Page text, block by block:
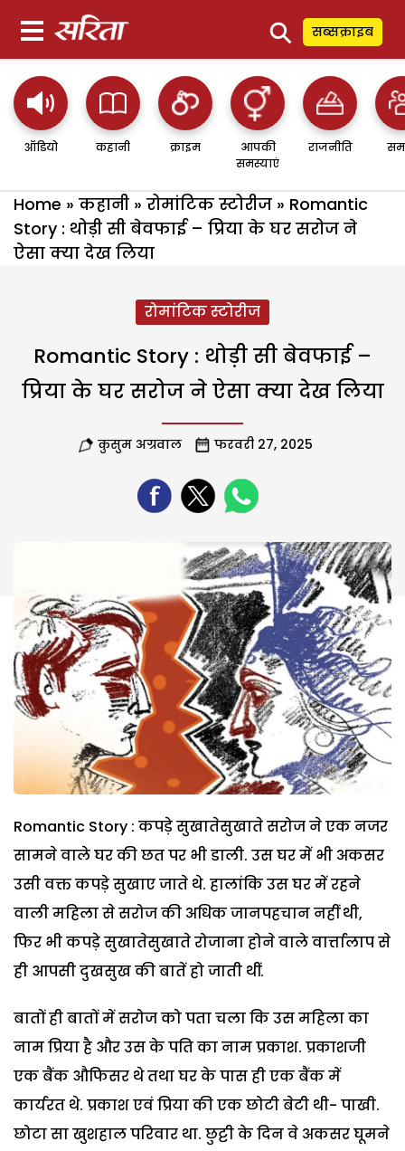
⚲ सब्सक्राइब
ऑडियो कहानी क्राइम
आपकी
समस्याएं
राजनीति
Home » कहानी » रोमांटिक स्टोरीज » Romantic
Story : थोड़ी सी बेवफाई – प्रिया के घर सरोज ने
ऐसा क्या देख लिया
रोमांटिक स्टोरीज
Romantic Story : थोड़ी सी बेवफाई –
प्रिया के घर सरोज ने ऐसा क्या देख लिया
कुसुम अग्रवाल फरवरी 27, 2025
Romantic Story : कपड़े सुखातेसुखाते सरोज ने एक नजर
सामने वाले घर की छत पर भी डाली. उस घर में भी अकसर
उसी वक्त कपड़े सुखाए जाते थे. हालांकि उस घर में रहने
वाली महिला से सरोज की अधिक जानपहचान नहीं थी,
फिर भी कपड़े सुखातेसुखाते रोजाना होने वाले वार्त्तालाप से
ही आपसी दुखसुख की बातें हो जाती थीं.
बातों ही बातों में सरोज को पता चला कि उस महिला का
नाम प्रिया है और उस के पति का नाम प्रकाश. प्रकाशजी
एक बैंक औफिसर थे तथा घर के पास ही एक बैंक में
कार्यरत थे. प्रकाश एवं प्रिया की एक छोटी बेटी थी- पाखी.
छोटा सा खुशहाल परिवार था. छुट्टी के दिन वे अकसर घूमने